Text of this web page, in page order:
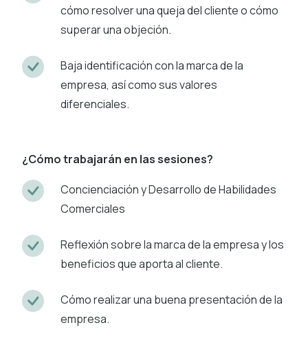
cómo resolver una queja del cliente o cómo
superar una objeción.
Baja identificación con la marca de la
empresa, así como sus valores
diferenciales.
¿Cómo trabajarán en las sesiones?
Concienciación y Desarrollo de Habilidades
Comerciales
Reflexión sobre la marca de la empresa y los
beneficios que aporta al cliente.
Cómo realizar una buena presentación de la
empresa.